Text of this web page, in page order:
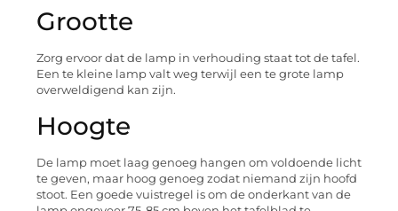
Grootte
Zorg ervoor dat de lamp in verhouding staat tot de tafel.
Een te kleine lamp valt weg terwijl een te grote lamp
overweldigend kan zijn.
Hoogte
De lamp moet laag genoeg hangen om voldoende licht
te geven, maar hoog genoeg zodat niemand zijn hoofd
stoot. Een goede vuistregel is om de onderkant van de